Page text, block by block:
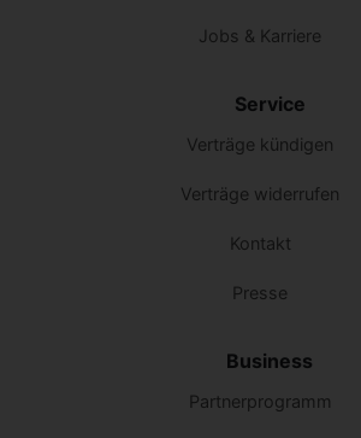
Jobs & Karriere
Service
Verträge kündigen
Verträge widerrufen
Kontakt
Presse
Business
Partnerprogramm